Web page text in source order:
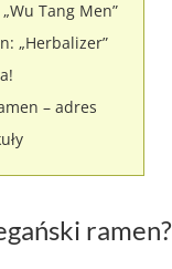
Tang Men”
„Herbalizer”
– adres
ramen?